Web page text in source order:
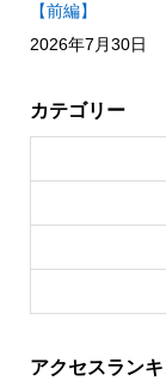
【前編】
2026年7月30日
カテゴリー
アクセスラン